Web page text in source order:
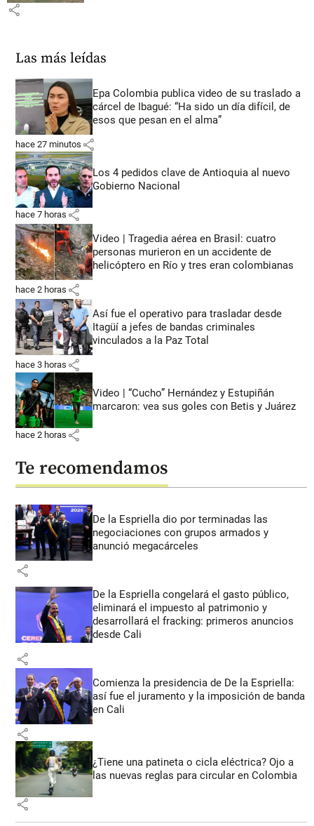
share
Las más leídas
Epa Colombia publica video de su traslado a
cárcel de Ibagué: “Ha sido un día difícil, de
esos que pesan en el alma”
hace 27 minutos share
Los 4 pedidos clave de Antioquia al nuevo
Gobierno Nacional
hace 7 horas share
Video | Tragedia aérea en Brasil: cuatro
personas murieron en un accidente de
helicóptero en Río y tres eran colombianas
hace 2 horas share
Así fue el operativo para trasladar desde
Itagüí a jefes de bandas criminales
vinculados a la Paz Total
hace 3 horas share
Video | “Cucho” Hernández y Estupiñán
marcaron: vea sus goles con Betis y Juárez
hace 2 horas share
Te recomendamos
De la Espriella dio por terminadas las
negociaciones con grupos armados y
anunció megacárceles
share
De la Espriella congelará el gasto público,
eliminará el impuesto al patrimonio y
desarrollará el fracking: primeros anuncios
desde Cali
share
Comienza la presidencia de De la Espriella:
así fue el juramento y la imposición de banda
en Cali
share
¿Tiene una patineta o cicla eléctrica? Ojo a
las nuevas reglas para circular en Colombia
share